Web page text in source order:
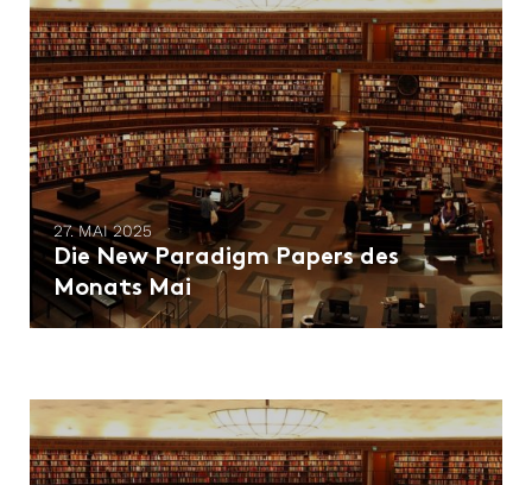
27. MAI 2025
Die New Paradigm Papers des
Monats Mai